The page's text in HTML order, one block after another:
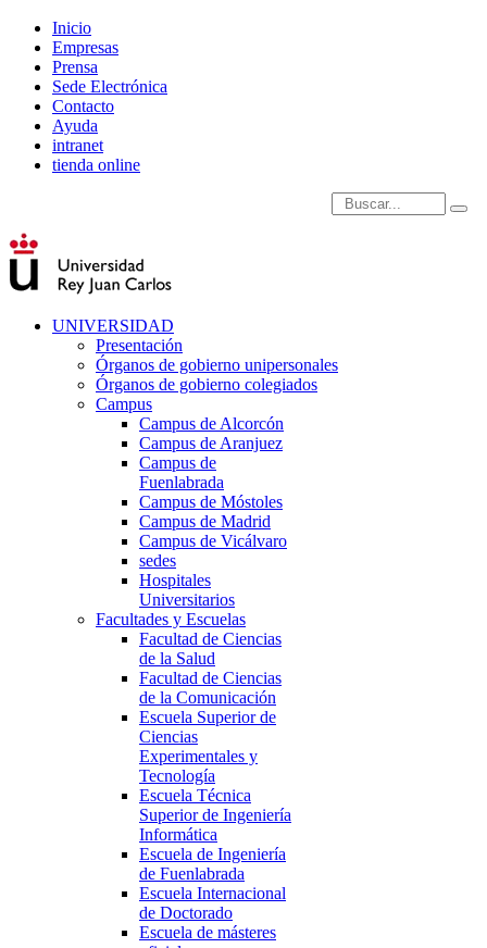
Inicio
Empresas
Prensa
Sede Electrónica
Contacto
Ayuda
intranet
tienda online
Introduce términos de
UNIVERSIDAD
Presentación
Órganos de gobierno unipersonales
Órganos de gobierno colegiados
Campus
Campus de Alcorcón
Campus de Aranjuez
Campus de
Fuenlabrada
Campus de Móstoles
Campus de Madrid
Campus de Vicálvaro
sedes
Hospitales
Universitarios
Facultades y Escuelas
Facultad de Ciencias
de la Salud
Facultad de Ciencias
de la Comunicación
Escuela Superior de
Ciencias
Experimentales y
Tecnología
Escuela Técnica
Superior de Ingeniería
Informática
Escuela de Ingeniería
de Fuenlabrada
Escuela Internacional
de Doctorado
Escuela de másteres